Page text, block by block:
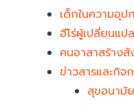
เด็กในความอุป
ฮีโร่ผู้เปลี่ยนแป
คนอาสาสร้าง
ข่าวสารและกิจ
สุขอนามั